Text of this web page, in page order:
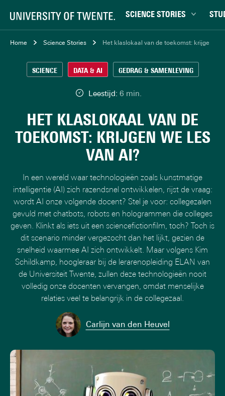
SCIENCE STORIES
Chiptechnologie
Gedrag & samenleving
Gezondheid
Natuurkunde & materialen
Robotica
Veiligheid
Home Science Stories Het klaslokaal van de toekomst: krijgen we
Leestijd: 6 min.
SCIENCE DATA & AI GEDRAG & SAMENLEVING
HET KLASLOKAAL VAN DE
TOEKOMST: KRIJGEN WE LES
VAN AI?
In een wereld waar technologieën zoals kunstmatige
intelligentie (AI) zich razendsnel ontwikkelen, rijst de vraag:
wordt AI onze volgende docent? Stel je voor: collegezalen
gevuld met chatbots, robots en hologrammen die colleges
geven. Klinkt als iets uit een sciencefictionfilm, toch? Toch is
dit scenario minder vergezocht dan het lijkt, gezien de
snelheid waarmee AI zich ontwikkelt. Maar volgens Kim
Schildkamp, hoogleraar bij de lerarenopleiding ELAN van
de Universiteit Twente, zullen deze technologieën nooit
volledig onze docenten vervangen, omdat menselijke
relaties veel te belangrijk in de collegezaal.
Carlijn van den Heuvel